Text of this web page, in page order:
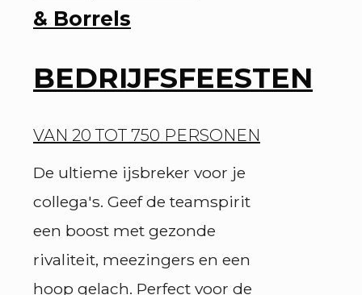
& Borrels
BEDRIJFSFEESTEN
VAN 20 TOT 750 PERSONEN
De ultieme ijsbreker voor je
collega's. Geef de teamspirit
een boost met gezonde
rivaliteit, meezingers en een
hoop gelach. Perfect voor de